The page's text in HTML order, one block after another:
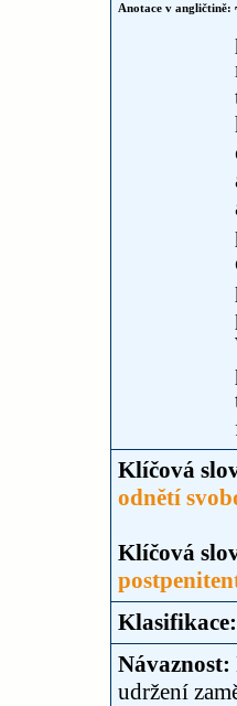
Anotace v angličtině:
Klíčová
odnětí
Klíčová
Klasifikace:
Návaznost:
udržení